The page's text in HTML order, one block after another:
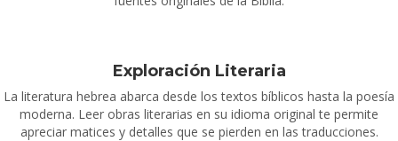
Exploración Literaria
La literatura hebrea abarca desde los textos bíblicos hasta la poesía
moderna. Leer obras literarias en su idioma original te permite
apreciar matices y detalles que se pierden en las traducciones.